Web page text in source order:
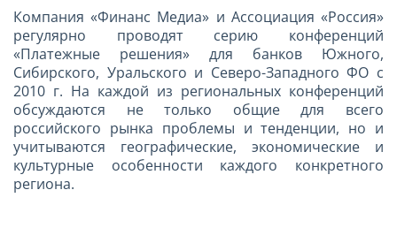
Компания «Финанс Медиа» и Ассоциация «Россия»
регулярно проводят серию конференций
«Платежные решения» для банков Южного,
Сибирского, Уральского и Северо-Западного ФО с
2010 г. На каждой из региональных конференций
обсуждаются не только общие для всего
российского рынка проблемы и тенденции, но и
учитываются географические, экономические и
культурные особенности каждого конкретного
региона.